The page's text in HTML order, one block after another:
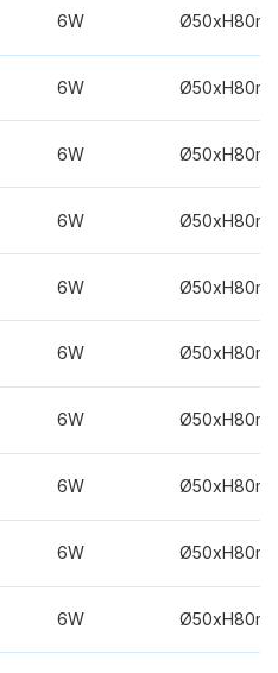
6W
6W
6W
6W
6W
6W
6W
6W
6W
6W